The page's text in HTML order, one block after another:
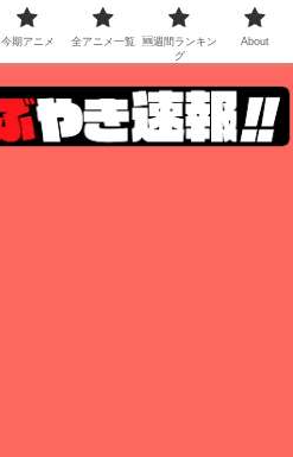
今期アニメ 全アニメ一覧
🆕週間ランキン
グ
About